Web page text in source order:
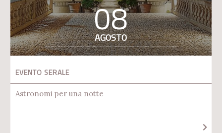
08
AGOSTO
EVENTO SERALE
Astronomi per una notte